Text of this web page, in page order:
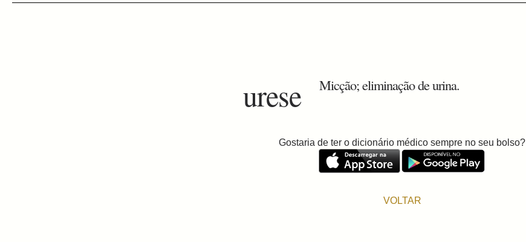
urese Micção; eliminação de urina.
Gostaria de ter o dicionário médico sempre no seu bolso?
VOLTAR